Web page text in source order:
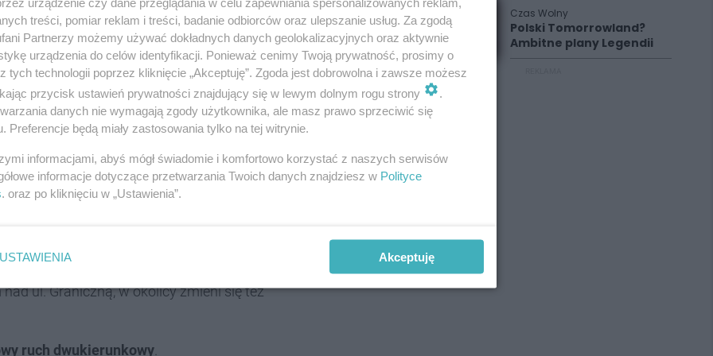
w ruchu kolejowym i drogowym -
PKP PLK
prawda kontynuowane, ale nie wpłyną już na
i w jej
ul. Graniczną, w okolicy zmieni się też
ruch dwukierunkowy
Czas Wolny
Polski Tomorrowland?
Ambitne plany Legendii
treści, pomiar reklam i treści, badanie odbiorców oraz ulepszanie usług. Za zgodą
Partnerzy możemy używać dokładnych danych geolokalizacyjnych oraz aktywnie
urządzenia do celów identyfikacji. Ponieważ cenimy Twoją prywatność, prosimy o
tych technologii poprzez kliknięcie „Akceptuję”. Zgoda jest dobrowolna i zawsze możesz
przycisk ustawień prywatności znajdujący się w lewym dolnym rogu strony
.
danych nie wymagają zgody użytkownika, ale masz prawo sprzeciwić się
Preferencje będą miały zastosowania tylko na tej witrynie.
informacjami, abyś mógł świadomie i komfortowo korzystać z naszych serwisów
informacje dotyczące przetwarzania Twoich danych znajdziesz w Polityce
. oraz po kliknięciu w „Ustawienia”.
USTAWIENIA Akceptuję